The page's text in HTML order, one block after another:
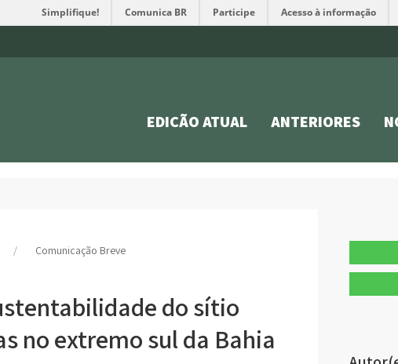
Simplifique! Comunica BR Participe Acesso à informação
EDIÇÃO ATUAL ANTERIORES
Comunicação Breve
do sítio
no extremo sul da Bahia